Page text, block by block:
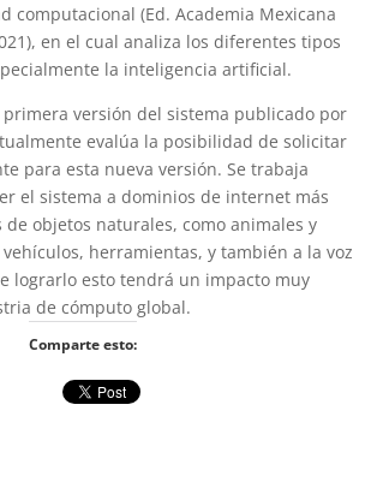
computacional (Ed. Academia Mexicana
en el cual analiza los diferentes tipos
la inteligencia artificial.
primera versión del sistema publicado por
evalúa la posibilidad de solicitar
para esta nueva versión. Se trabaja
el sistema a dominios de internet más
de objetos naturales, como animales y
herramientas, y también a la voz
lograrlo esto tendrá un impacto muy
de cómputo global.
Comparte esto: